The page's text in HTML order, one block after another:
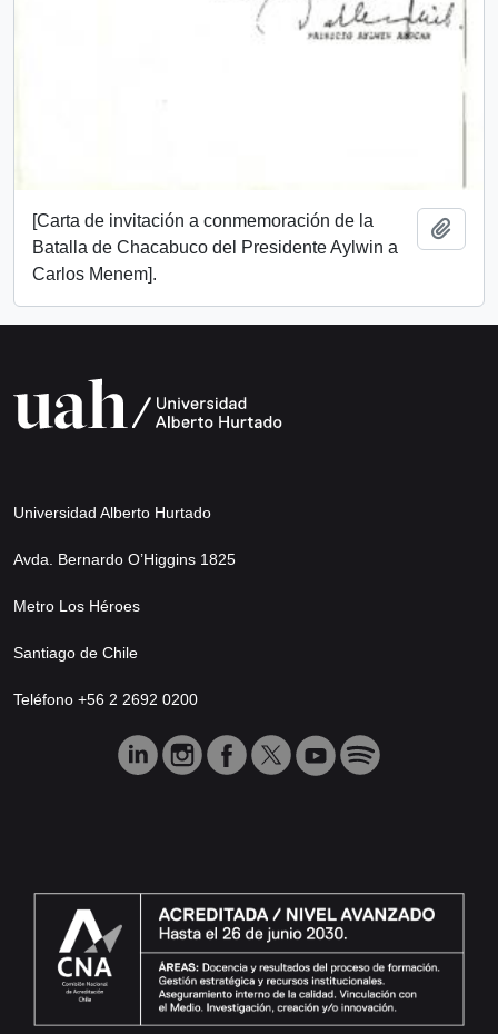
[Carta de invitación a conmemoración de la
Batalla de Chacabuco del Presidente Aylwin a
Carlos Menem].
Universidad Alberto Hurtado
Avda. Bernardo O’Higgins 1825
Metro Los Héroes
Santiago de Chile
Teléfono +56 2 2692 0200